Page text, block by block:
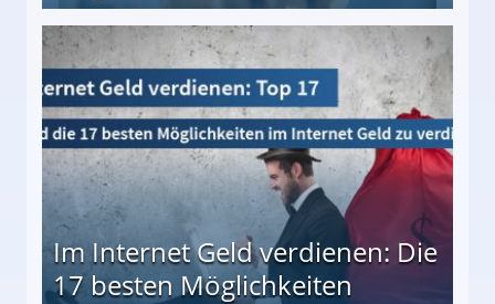
besten Möglichkeiten
Im Internet Geld verdienen: Die
17 besten Möglichkeiten